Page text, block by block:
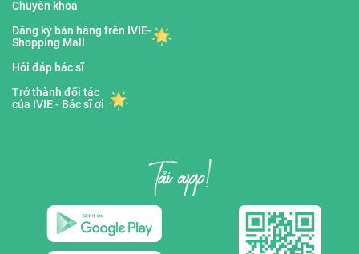
Chuyên khoa
Đăng ký bán hàng trên IVIE-
Shopping Mall
Hỏi đáp bác sĩ
Trở thành đối tác
của IVIE - Bác sĩ ơi